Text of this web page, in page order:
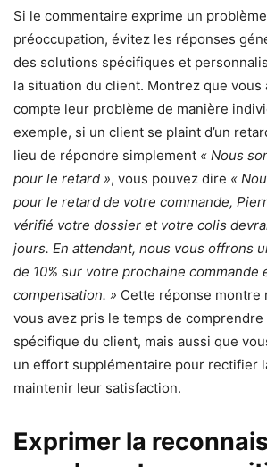
Si le commentaire exprime un
préoccupation, évitez les réponses
des solutions spécifiques et
la situation du client. Montrez que vous
compte leur problème de manière
exemple, si un client se plaint d’un
lieu de répondre simplement « Nous
pour le retard », vous pouvez dire «
pour le retard de votre commande,
vérifié votre dossier et votre colis
jours. En attendant, nous vous offrons
de 10% sur votre prochaine commande
compensation. » Cette réponse montre
vous avez pris le temps de
spécifique du client, mais aussi que
un effort supplémentaire pour rectifier
maintenir leur satisfaction.
Exprimer la